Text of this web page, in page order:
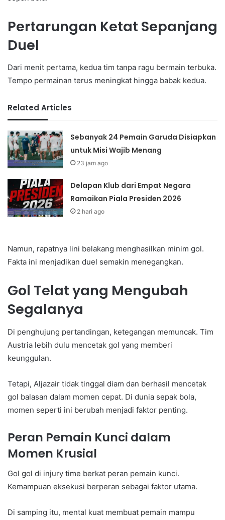
Pertarungan Ketat Sepanjang
Duel
Dari menit pertama, kedua tim tanpa ragu bermain terbuka.
Tempo permainan terus meningkat hingga babak kedua.
Related Articles
Sebanyak 24 Pemain Garuda Disiapkan
untuk Misi Wajib Menang
23 jam ago
Delapan Klub dari Empat Negara
Ramaikan Piala Presiden 2026
2 hari ago
Namun, rapatnya lini belakang menghasilkan minim gol.
Fakta ini menjadikan duel semakin menegangkan.
Gol Telat yang Mengubah
Segalanya
Di penghujung pertandingan, ketegangan memuncak. Tim
Austria lebih dulu mencetak gol yang memberi
keunggulan.
Tetapi, Aljazair tidak tinggal diam dan berhasil mencetak
gol balasan dalam momen cepat. Di dunia sepak bola,
momen seperti ini berubah menjadi faktor penting.
Peran Pemain Kunci dalam
Momen Krusial
Gol gol di injury time berkat peran pemain kunci.
Kemampuan eksekusi berperan sebagai faktor utama.
Di samping itu, mental kuat membuat pemain mampu